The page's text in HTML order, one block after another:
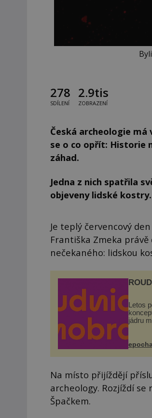
278
SDÍLENÍ
2.9tis
ZOBRAZENÍ
Česká archeologie
se o co opřít: Historie
záhad.
Jedna z nich spatřila
objeveny lidské
Je teplý červencový
Františka Zmeka
nečekaného: lidskou
Letos
jádru
Na místo přijíždějí
archeology. Rozjíždí
Špačkem.